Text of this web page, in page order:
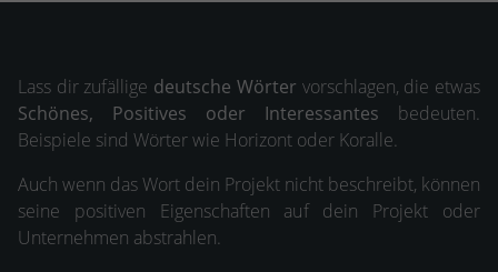
Lass dir zufällige deutsche Wörter vorschlagen, die etwas
Schönes, Positives oder Interessantes bedeuten.
Beispiele sind Wörter wie Horizont oder Koralle.
Auch wenn das Wort dein Projekt nicht beschreibt, können
seine positiven Eigenschaften auf dein Projekt oder
Unternehmen abstrahlen.